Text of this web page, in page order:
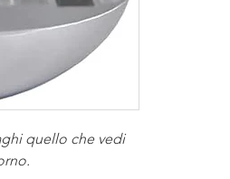
quello che vedi